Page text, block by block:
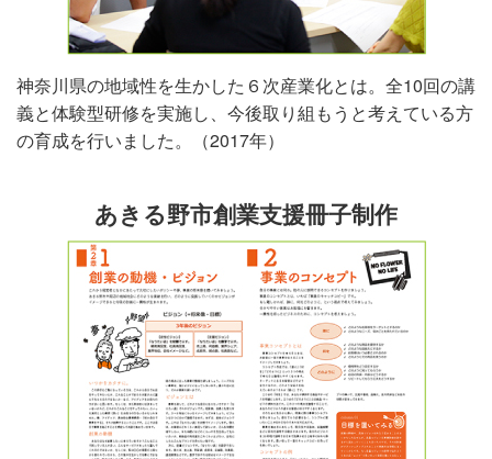
神奈川県の地域性を生かした６次産業化とは。全10回の講
義と体験型研修を実施し、今後取り組もうと考えている方
の育成を行いました。（2017年）
あきる野市創業支援冊子制作